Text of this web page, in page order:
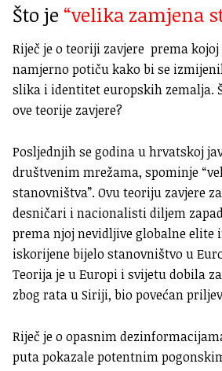
Što je “velika zamjena
Riječ je o teoriji zavjere prema
namjerno potiču kako bi se
slika i identitet europskih zemalja.
ove teorije zavjere?
Posljednjih se godina u hrvatskoj
društvenim mrežama, spominje
stanovništva”. Ovu teoriju zavjere
desničari i nacionalisti diljem
prema njoj nevidljive globalne elite
iskorijene bijelo stanovništvo u
Teorija je u Europi i svijetu dobila
zbog rata u Siriji, bio povećan
Riječ je o opasnim
puta pokazale potentnim